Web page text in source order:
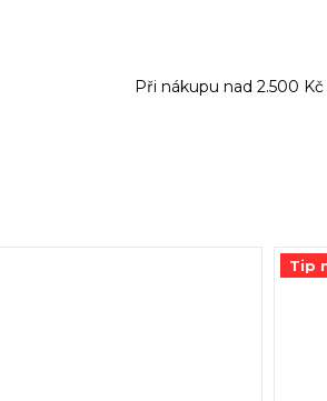
Při nákupu nad 2.500
Tip